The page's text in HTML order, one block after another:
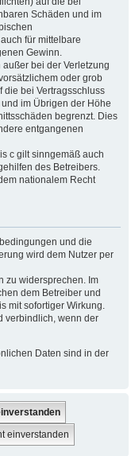
Schäden und im
für mittelbare
Gewinn.
bei der Verletzung
oder grob
die bei Vertragsschluss
im Übrigen der Höhe
begrenzt. Dies
entgangenen
c gilt sinngemäß auch
des Betreibers.
nationalem Recht
und die
wird dem Nutzer per
zu widersprechen. Im
dem Betreiber und
mit sofortiger Wirkung.
verbindlich, wenn der
Daten sind in der